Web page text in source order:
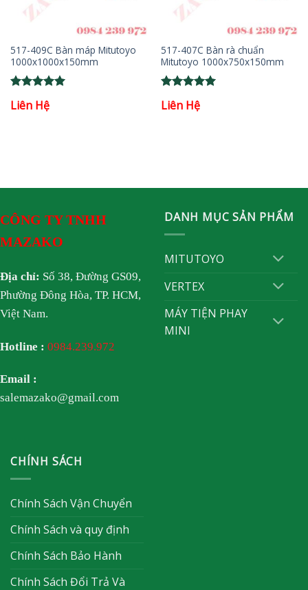
517-409C Bàn máp Mitutoyo
1000x1000x150mm
out of 5
Liên Hệ
517-407C Bàn rà chuẩn
Mitutoyo 1000x750x150mm
out of 5
Liên Hệ
CÔNG TY TNHH
MAZAKO
Địa chỉ: Số 38, Đường GS09,
Phường Đông Hòa, TP. HCM,
Việt Nam.
Hotline : 0984.239.972
Email :
salemazako@gmail.com
DANH MỤC SẢN PHẨM
MITUTOYO
VERTEX
MÁY TIỆN PHAY
MINI
CHÍNH SÁCH
Chính Sách Vận Chuyển
Chính Sách và quy định
Chính Sách Bảo Hành
Chính Sách Đổi Trả Và